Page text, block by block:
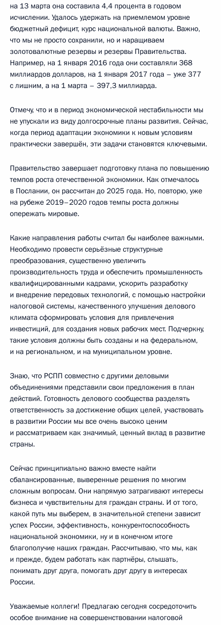
на 13 марта она составила 4,4 процента в годовом
исчислении. Удалось удержать на приемлемом уровне
бюджетный дефицит, курс национальной валюты. Важно,
что мы не просто сохранили, но и наращиваем
золотовалютные резервы и резервы Правительства.
Например, на 1 января 2016 года они составляли 368
миллиардов долларов, на 1 января 2017 года – уже 377
с лишним, а на 1 марта – 397,3 миллиарда.
Отмечу, что и в период экономической нестабильности мы
не упускали из виду долгосрочные планы развития. Сейчас,
когда период адаптации экономики к новым условиям
практически завершён, эти задачи становятся ключевыми.
Правительство завершает подготовку плана по повышению
темпов роста отечественной экономики. Как отмечалось
в Послании, он рассчитан до 2025 года. Но, повторю, уже
на рубеже 2019–2020 годов темпы роста должны
опережать мировые.
Какие направления работы считал бы наиболее важными.
Необходимо провести серьёзные структурные
преобразования, существенно увеличить
производительность труда и обеспечить промышленность
квалифицированными кадрами, ускорить разработку
и внедрение передовых технологий, с помощью настройки
налоговой системы, качественного улучшения делового
климата сформировать условия для привлечения
инвестиций, для создания новых рабочих мест. Подчеркну,
такие условия должны быть созданы и на федеральном,
и на региональном, и на муниципальном уровне.
Знаю, что РСПП совместно с другими деловыми
объединениями представили свои предложения в план
действий. Готовность делового сообщества разделять
ответственность за достижение общих целей, участвовать
в развитии России мы все очень высоко ценим
и рассматриваем как значимый, ценный вклад в развитие
страны.
Сейчас принципиально важно вместе найти
сбалансированные, выверенные решения по многим
сложным вопросам. Они напрямую затрагивают интересы
бизнеса и чувствительны для граждан страны. И от того,
какой путь мы выберем, в значительной степени зависит
успех России, эффективность, конкурентоспособность
национальной экономики, ну и в конечном итоге
благополучие наших граждан. Рассчитываю, что мы, как
и прежде, будем работать как партнёры, слышать,
понимать друг друга, помогать друг другу в интересах
России.
Уважаемые коллеги! Предлагаю сегодня сосредоточить
особое внимание на совершенствовании налоговой